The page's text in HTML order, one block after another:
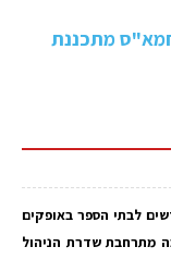
מתכננת
לבתי הספר באופקים
מתרחבת שדרת הניהול